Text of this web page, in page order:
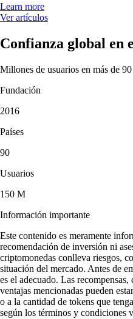
Learn more
Ver artículos
Confianza global en
Millones de usuarios en más de 90
Fundación
2016
Países
90
Usuarios
150 M
Información importante
Este contenido es meramente
recomendación de inversión ni
criptomonedas conlleva riesgos,
situación del mercado. Antes de
es el adecuado. Las
ventajas mencionadas pueden
o a la cantidad de tokens que
según los términos y condiciones